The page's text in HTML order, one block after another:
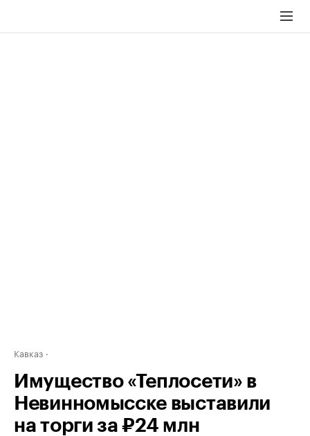
Кавказ
Имущество «Теплосети» в
Невинномысске выставили
на торги за ₽24 млн